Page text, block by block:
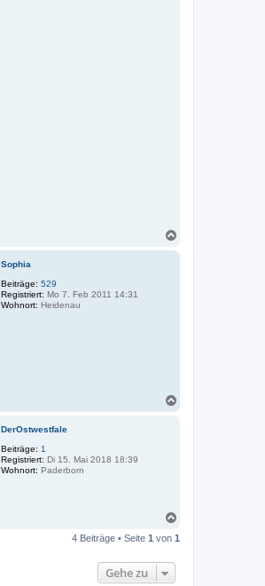
Sophia
Beiträge: 529
Registriert: Mo 7. Feb 2011 14:31
Wohnort: Heidenau
DerOstwestfale
Beiträge: 1
Registriert: Di 15. Mai 2018 18:39
Wohnort: Paderborn
c
4 Beiträge • Seite 1 von 1
Gehe zu